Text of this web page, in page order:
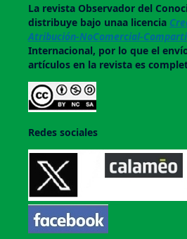
La revistaObservador del
distribuye bajo unaa licencia
Atribución-NoComercial-
Internacional, por lo que el
artículos en la revista es
Redes sociales